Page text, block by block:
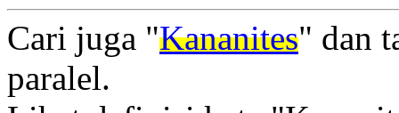
Cari juga "Kananites" dan
paralel.